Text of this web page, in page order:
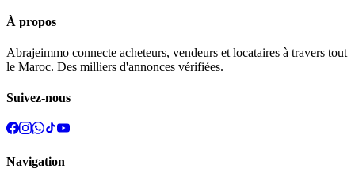
À propos
Abrajeimmo connecte acheteurs, vendeurs et locataires à travers tout
le Maroc. Des milliers d'annonces vérifiées.
Suivez-nous
Navigation